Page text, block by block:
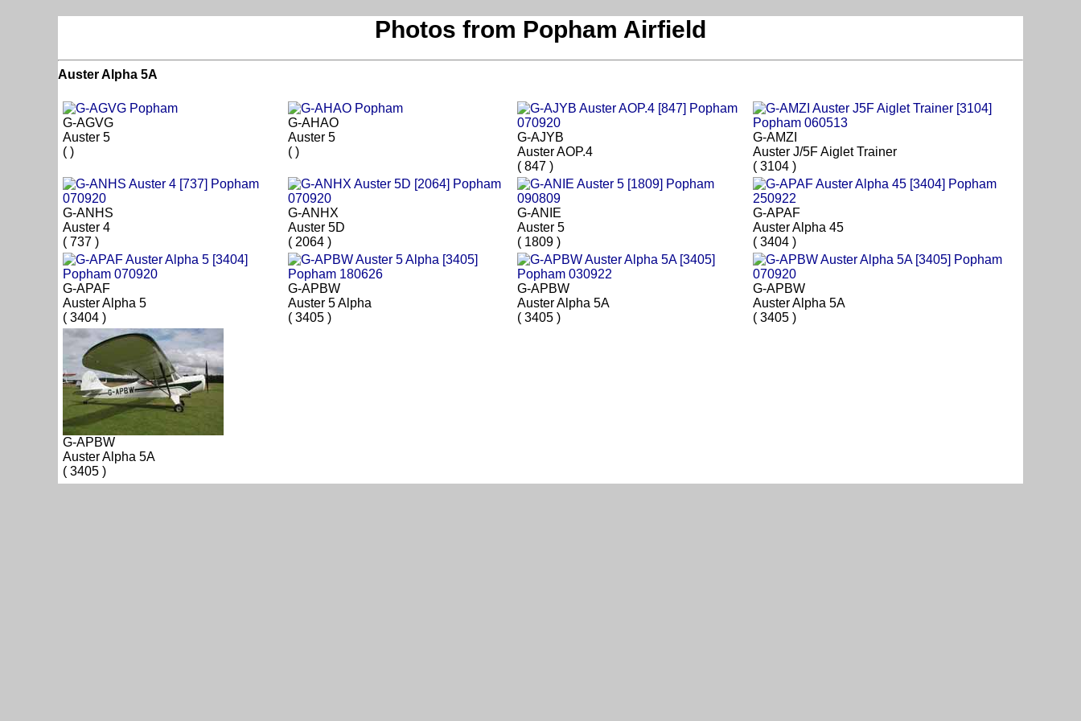
Photos from Popham Airfield
Auster Alpha 5A
G-AGVG
Auster 5
( )
G-AHAO
Auster 5
( )
G-AJYB
Auster AOP.4
( 847 )
G-AMZI
Auster J/5F Aiglet Trainer
( 3104 )
G-ANHS
Auster 4
( 737 )
G-ANHX
Auster 5D
( 2064 )
G-ANIE
Auster 5
( 1809 )
G-APAF
Auster Alpha 45
( 3404 )
G-APAF
Auster Alpha 5
( 3404 )
G-APBW
Auster 5 Alpha
( 3405 )
G-APBW
Auster Alpha 5A
( 3405 )
G-APBW
Auster Alpha 5A
( 3405 )
G-APBW
Auster Alpha 5A
( 3405 )